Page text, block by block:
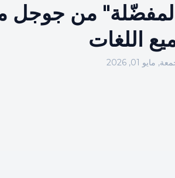
من جوجل
اللغات
مايو 01, 2026